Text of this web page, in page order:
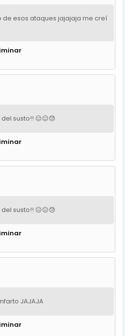
de esos ataques jajajaja me creí
susto!! 😑😑😓
susto!! 😑😑😓
JAJAJA